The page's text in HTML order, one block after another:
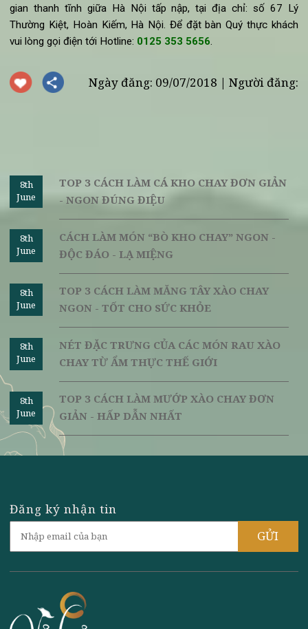
Hy vọng rằng với bài viết này, các bạn đã biết thêm được
gian thanh tĩnh giữa Hà Nội tấp nập, tại địa chỉ: số 67
Thường Kiệt, Hoàn Kiếm, Hà Nội. Để đặt bàn Quý thực
vui lòng gọi điện tới Hotline:0125 353 5656.
8th
TOP 3 CÁCH LÀM CÁ KHO CHAY ĐƠN GIẢN
- NGON ĐÚNG ĐIỆU
8th
June
CÁCH LÀM MÓN “BÒ KHO CHAY” NGON -
ĐỘC ĐÁO - LẠ MIỆNG
NGON - TỐT CHO SỨC KHỎE
NÉT ĐẶC TRƯNG CỦA CÁC MÓN RAU XÀO
June
TOP 3 CÁCH LÀM MƯỚP XÀO CHAY ĐƠN
GIẢN - HẤP DẪN NHẤT